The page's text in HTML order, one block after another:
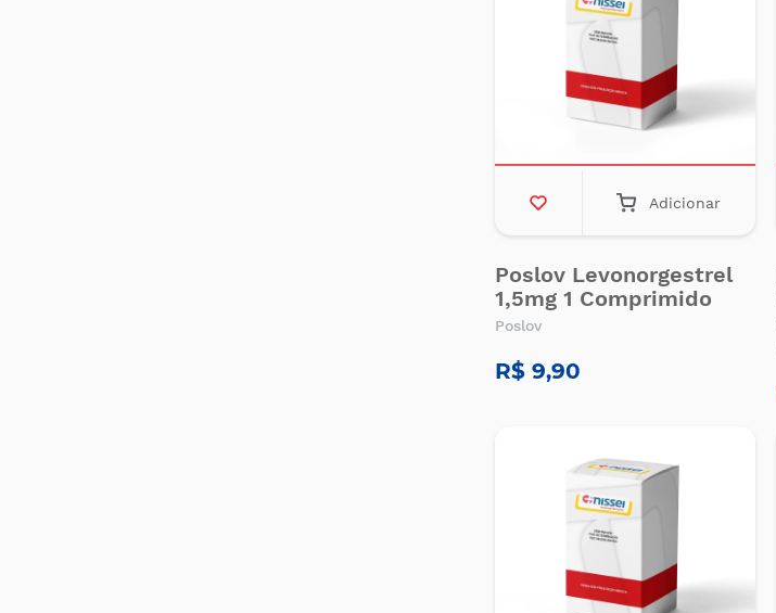
Adicionar
Poslov Levonorgestrel
1,5mg 1 Comprimido
Poslov
R$ 9,90